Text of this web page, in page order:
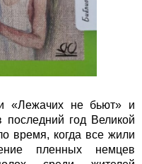
«Лежачих не бьют» и
год Великой
время, когда все жили
пленных немцев